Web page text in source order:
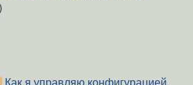
Как я управляю конфигурацией